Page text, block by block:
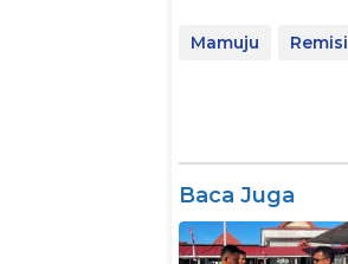
Mamuju Remisi
Baca Juga